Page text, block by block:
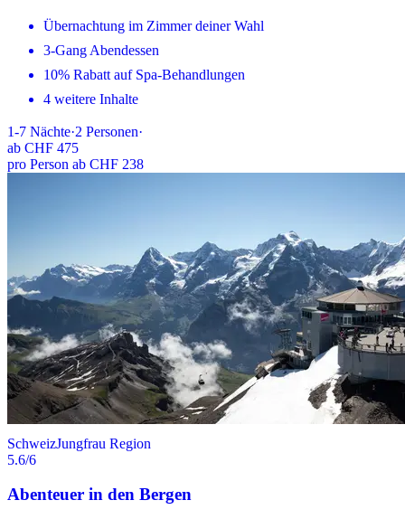
Übernachtung im Zimmer deiner Wahl
3-Gang Abendessen
10% Rabatt auf Spa-Behandlungen
4 weitere Inhalte
1-7 Nächte·2 Personen·
ab CHF 475
pro Person ab CHF 238
SchweizJungfrau Region
5.6/6
Abenteuer in den Bergen